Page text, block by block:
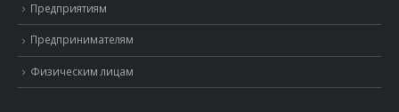
Предприятиям
Предпринимателям
Физическим лицам